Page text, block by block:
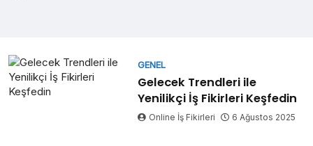
GENEL
Gelecek Trendleri ile
Yenilikçi İş Fikirleri Keşfedin
Online İş Fikirleri 6 Ağustos 2025